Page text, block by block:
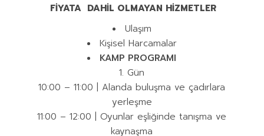
FİYATA DAHİL OLMAYAN HİZMETLER
Ulaşım
Kişisel Harcamalar
KAMP PROGRAMI
1. Gün
10:00 – 11:00 | Alanda buluşma ve çadırlara
yerleşme
11:00 – 12:00 | Oyunlar eşliğinde tanışma ve
kaynaşma